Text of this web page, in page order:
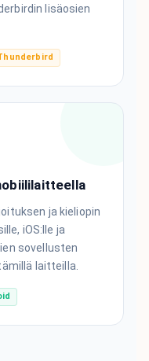
lisäosien
ja kieliopin
iOS:lle ja
sovellusten
laitteilla.